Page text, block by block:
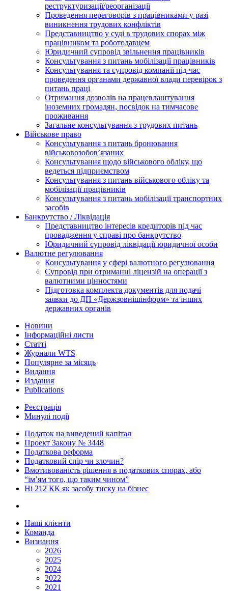
реструктуризації/реорганізації
Проведення переговорів з працівниками у разі
виникнення трудових конфліктів
Представництво у суді в трудових спорах між
працівником та роботодавцем
Юридичний супровід звільнення працівників
Консультування з питань мобілізації працівників
Консультування та супровід компанії під час
проведення органами державної влади перевірок з
питань праці
Отримання дозволів на працевлаштування
іноземних громадян, посвідок на тимчасове
проживання
Загальне консультування з трудових питань
Військове право
Консультування з питань бронювання
військовозобов’язаних
Консультування щодо військового обліку, що
ведеться підприємством
Консультування з питань військового обліку та
мобілізації працівників
Консультування з питань мобілізації транспортних
засобів
Банкрутство / Ліквідація
Представництво інтересів кредиторів під час
провадження у справі про банкрутство
Юридичний супровід ліквідації юридичної особи
Валютне регулювання
Консультування у сфері валютного регулювання
Супровід при отриманні ліцензій на операції з
валютними цінностями
Підготовка комплекта документів для подачі
заявки до ДП «Держзовнішінформ» та інших
державних органів
Новини
Інформаційні листи
Статті
Журнали WTS
Популярне за місяць
Видання
Издания
Publications
Реєстрація
Минулі події
Податок на виведений капітал
Проект Закону № 3448
Податкова реформа
Податковий спір чи злочин?
Вмотивованість рішення в податкових спорах, або
“ім’ям того, що таким чином”
Ні 212 КК як засобу тиску на бізнес
Наші клієнти
Команда
Визнання
2026
2025
2024
2022
2021